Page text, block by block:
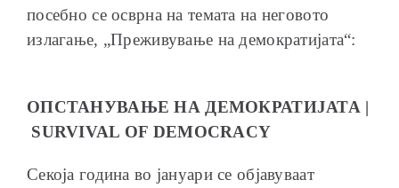
ШКОЛА ЗА МЛАДИ ЛИДЕРИ
ПРМ 2009-2019
посебно се осврна на темата на неговото
излагање, „Преживување на демократијата“:
ОПСТАНУВАЊЕ НА ДЕМОКРАТИЈАТА |
SURVIVAL OF DEMOCRACY
Секоја година во јануари се објавуваат